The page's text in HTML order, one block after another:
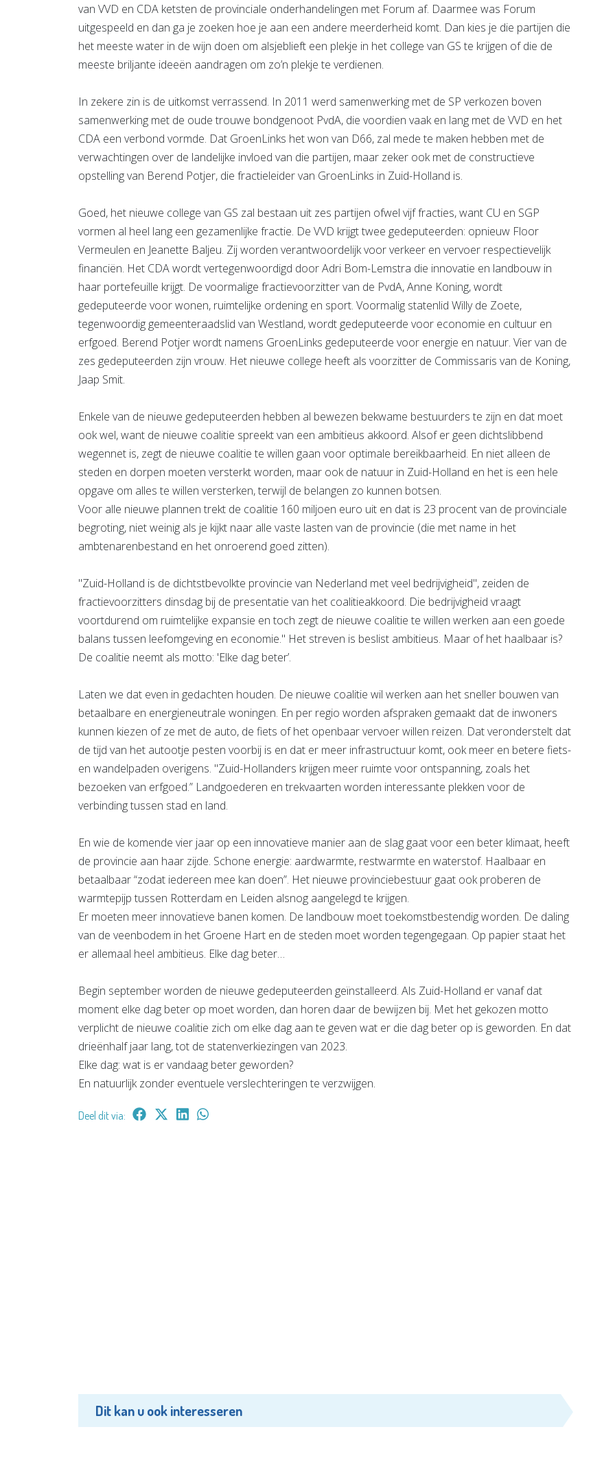
van VVD en CDA ketsten de provinciale onderhandelingen met Forum af. Daarmee was Forum
uitgespeeld en dan ga je zoeken hoe je aan een andere meerderheid komt. Dan kies je die partijen die
het meeste water in de wijn doen om alsjeblieft een plekje in het college van GS te krijgen of die de
meeste briljante ideeën aandragen om zo’n plekje te verdienen.
In zekere zin is de uitkomst verrassend. In 2011 werd samenwerking met de SP verkozen boven
samenwerking met de oude trouwe bondgenoot PvdA, die voordien vaak en lang met de VVD en het
CDA een verbond vormde. Dat GroenLinks het won van D66, zal mede te maken hebben met de
verwachtingen over de landelijke invloed van die partijen, maar zeker ook met de constructieve
opstelling van Berend Potjer, die fractieleider van GroenLinks in Zuid-Holland is.
Goed, het nieuwe college van GS zal bestaan uit zes partijen ofwel vijf fracties, want CU en SGP
vormen al heel lang een gezamenlijke fractie. De VVD krijgt twee gedeputeerden: opnieuw Floor
Vermeulen en Jeanette Baljeu. Zij worden verantwoordelijk voor verkeer en vervoer respectievelijk
financiën. Het CDA wordt vertegenwoordigd door Adri Bom-Lemstra die innovatie en landbouw in
haar portefeuille krijgt. De voormalige fractievoorzitter van de PvdA, Anne Koning, wordt
gedeputeerde voor wonen, ruimtelijke ordening en sport. Voormalig statenlid Willy de Zoete,
tegenwoordig gemeenteraadslid van Westland, wordt gedeputeerde voor economie en cultuur en
erfgoed. Berend Potjer wordt namens GroenLinks gedeputeerde voor energie en natuur. Vier van de
zes gedeputeerden zijn vrouw. Het nieuwe college heeft als voorzitter de Commissaris van de Koning,
Jaap Smit.
Enkele van de nieuwe gedeputeerden hebben al bewezen bekwame bestuurders te zijn en dat moet
ook wel, want de nieuwe coalitie spreekt van een ambitieus akkoord. Alsof er geen dichtslibbend
wegennet is, zegt de nieuwe coalitie te willen gaan voor optimale bereikbaarheid. En niet alleen de
steden en dorpen moeten versterkt worden, maar ook de natuur in Zuid-Holland en het is een hele
opgave om alles te willen versterken, terwijl de belangen zo kunnen botsen.
Voor alle nieuwe plannen trekt de coalitie 160 miljoen euro uit en dat is 23 procent van de provinciale
begroting, niet weinig als je kijkt naar alle vaste lasten van de provincie (die met name in het
ambtenarenbestand en het onroerend goed zitten).
"Zuid-Holland is de dichtstbevolkte provincie van Nederland met veel bedrijvigheid", zeiden de
fractievoorzitters dinsdag bij de presentatie van het coalitieakkoord. Die bedrijvigheid vraagt
voortdurend om ruimtelijke expansie en toch zegt de nieuwe coalitie te willen werken aan een goede
balans tussen leefomgeving en economie." Het streven is beslist ambitieus. Maar of het haalbaar is?
De coalitie neemt als motto: 'Elke dag beter’.
Laten we dat even in gedachten houden. De nieuwe coalitie wil werken aan het sneller bouwen van
betaalbare en energieneutrale woningen. En per regio worden afspraken gemaakt dat de inwoners
kunnen kiezen of ze met de auto, de fiets of het openbaar vervoer willen reizen. Dat veronderstelt dat
de tijd van het autootje pesten voorbij is en dat er meer infrastructuur komt, ook meer en betere fiets-
en wandelpaden overigens. "Zuid-Hollanders krijgen meer ruimte voor ontspanning, zoals het
bezoeken van erfgoed.” Landgoederen en trekvaarten worden interessante plekken voor de
verbinding tussen stad en land.
En wie de komende vier jaar op een innovatieve manier aan de slag gaat voor een beter klimaat, heeft
de provincie aan haar zijde. Schone energie: aardwarmte, restwarmte en waterstof. Haalbaar en
betaalbaar “zodat iedereen mee kan doen”. Het nieuwe provinciebestuur gaat ook proberen de
warmtepijp tussen Rotterdam en Leiden alsnog aangelegd te krijgen.
Er moeten meer innovatieve banen komen. De landbouw moet toekomstbestendig worden. De daling
van de veenbodem in het Groene Hart en de steden moet worden tegengegaan. Op papier staat het
er allemaal heel ambitieus. Elke dag beter…
Begin september worden de nieuwe gedeputeerden geïnstalleerd. Als Zuid-Holland er vanaf dat
moment elke dag beter op moet worden, dan horen daar de bewijzen bij. Met het gekozen motto
verplicht de nieuwe coalitie zich om elke dag aan te geven wat er die dag beter op is geworden. En dat
drieënhalf jaar lang, tot de statenverkiezingen van 2023.
Elke dag: wat is er vandaag beter geworden?
En natuurlijk zonder eventuele verslechteringen te verzwijgen.
Deel dit via:
Dit kan u ook interesseren